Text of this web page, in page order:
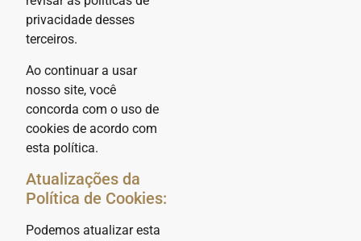
privacidade desses
terceiros.
Ao continuar a usar
nosso site, você
concorda com o uso de
cookies de acordo com
esta política.
Atualizações da
Política de Cookies:
Podemos atualizar esta